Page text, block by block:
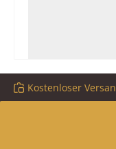
Kostenloser